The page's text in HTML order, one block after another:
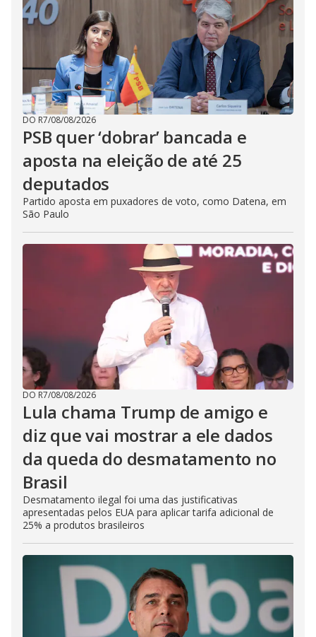
DO R7/08/08/2026
PSB quer ‘dobrar’ bancada e
aposta na eleição de até 25
deputados
Partido aposta em puxadores de voto, como Datena, em
São Paulo
DO R7/08/08/2026
Lula chama Trump de amigo e
diz que vai mostrar a ele dados
da queda do desmatamento no
Brasil
Desmatamento ilegal foi uma das justificativas
apresentadas pelos EUA para aplicar tarifa adicional de
25% a produtos brasileiros